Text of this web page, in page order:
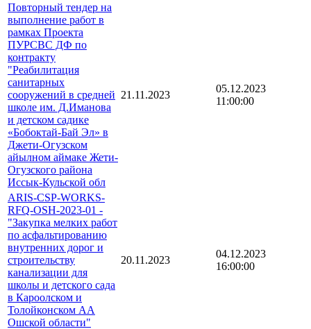
Повторный тендер на
выполнение работ в
рамках Проекта
ПУРСВС ДФ по
контракту
"Реабилитация
санитарных
сооружений в средней
школе им. Д.Иманова
и детском садике
«Бобоктай-Бай Эл» в
Джети-Огузском
айылном аймаке Жети-
Огузского района
Иссык-Кульской обл
21.11.2023
05.12.2023
11:00:00
ARIS-CSP-WORKS-
RFQ-OSH-2023-01 -
"Закупка мелких работ
по асфальтированию
внутренних дорог и
строительству
канализации для
школы и детского сада
в Кароолском и
Толойконском АА
Ошской области"
20.11.2023
04.12.2023
16:00:00